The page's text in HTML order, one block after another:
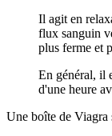
Il agit en
flux sanguin
plus ferme et
En général, il
d'une heure
Une boîte de Viagra